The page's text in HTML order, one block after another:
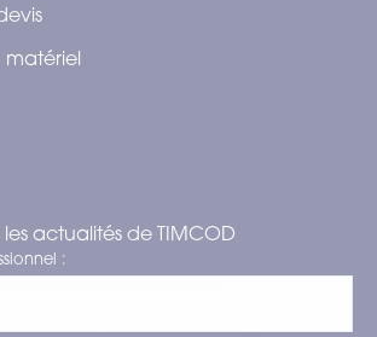
matériel
actualités de TIMCOD
: